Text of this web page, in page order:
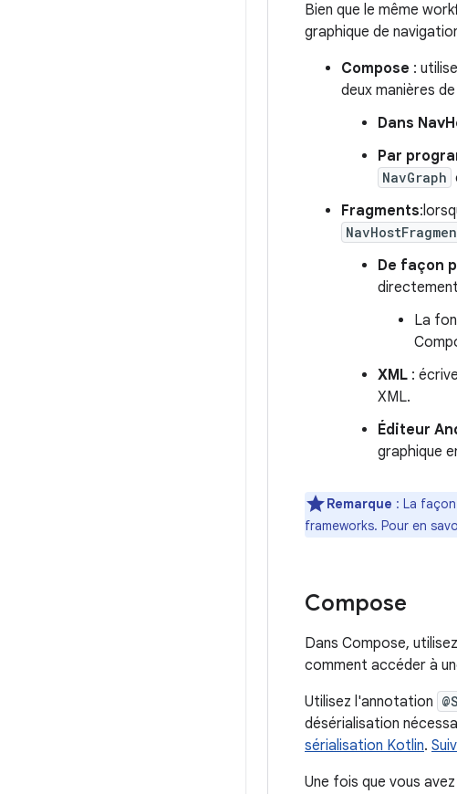
Bien que le même
graphique de
Compose :
deux manières
Dans
Par
NavGraph
Fragments
De façon
La
XML :
XML.
Éditeur
graphique
Remarque : La
frameworks. Pour en
Compose
Dans Compose,
comment accéder à
Utilisez l'annotation
désérialisation
sérialisation Kotlin.
Une fois que vous